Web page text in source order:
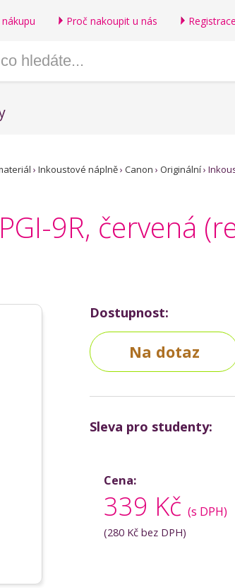
Proč nakoupit u nás Registrace
› Inkoustové náplně› Canon › Originální›
9R, červená
Dostupnost:
Na dotaz
Sleva pro studenty:
Cena:
339 Kč (s DPH)
(280 Kč bez DPH)